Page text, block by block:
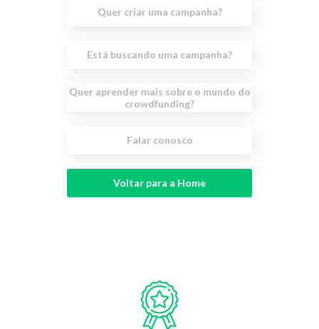
Quer criar uma campanha?
Está buscando uma campanha?
Quer aprender mais sobre o mundo do
crowdfunding?
Falar conosco
Voltar para a Home